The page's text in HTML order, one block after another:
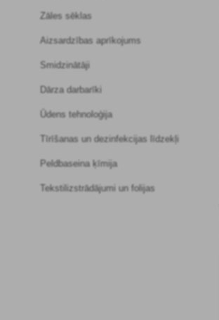
Zāles sēklas
Aizsardzības aprīkojums
Smidzinātāji
Dārza darbarīki
Ūdens tehnoloģija
Tīrīšanas un dezinfekcijas līdzekļi
Peldbaseina ķīmija
Tekstilizstrādājumi un folijas